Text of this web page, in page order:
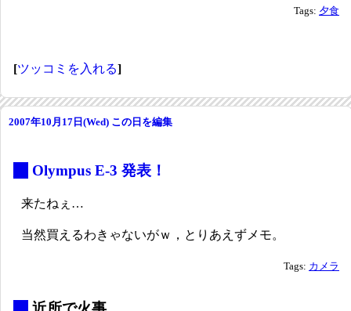
Tags: 夕食
[ツッコミを入れる]
2007年10月17日(Wed) この日を編集
Olympus E-3 発表！
来たねぇ…
当然買えるわきゃないがｗ，とりあえずメモ。
Tags: カメラ